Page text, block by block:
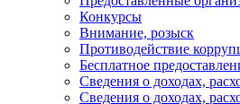
Конкурсы
Внимание, розыск
Противодействие
Бесплатное
Сведения о доходах,
Сведения о доходах,